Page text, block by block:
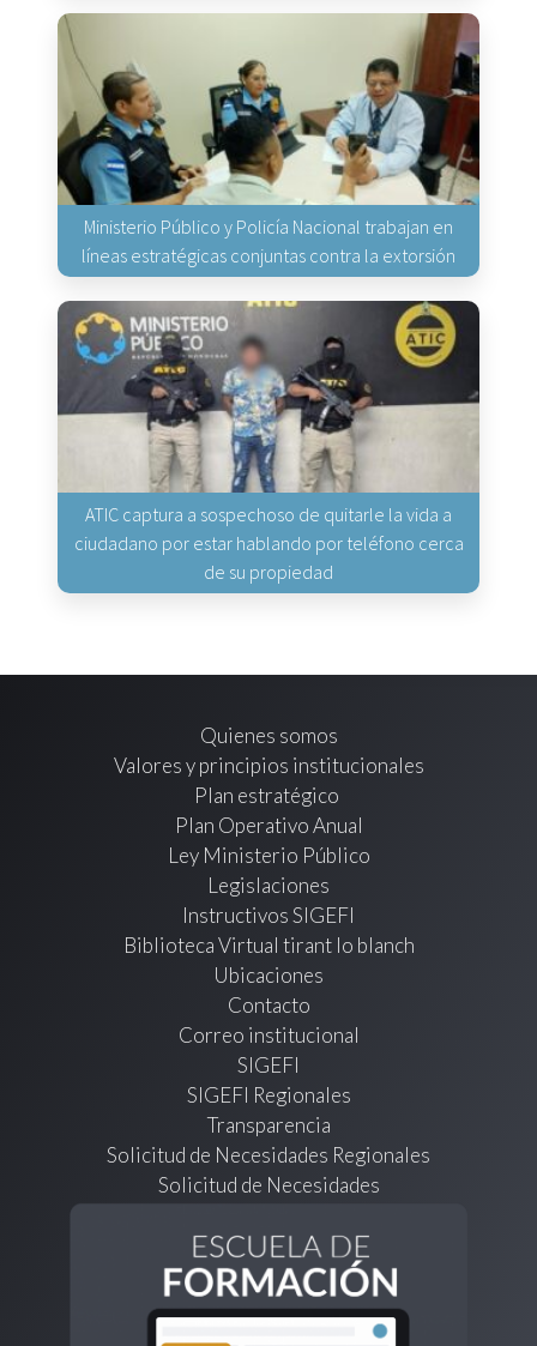
Ministerio Público y Policía Nacional trabajan en
líneas estratégicas conjuntas contra la extorsión
ATIC captura a sospechoso de quitarle la vida a
ciudadano por estar hablando por teléfono cerca
de su propiedad
Quienes somos
Valores y principios institucionales
Plan estratégico
Plan Operativo Anual
Ley Ministerio Público
Legislaciones
Instructivos SIGEFI
Biblioteca Virtual tirant lo blanch
Ubicaciones
Contacto
Correo institucional
SIGEFI
SIGEFI Regionales
Transparencia
Solicitud de Necesidades Regionales
Solicitud de Necesidades